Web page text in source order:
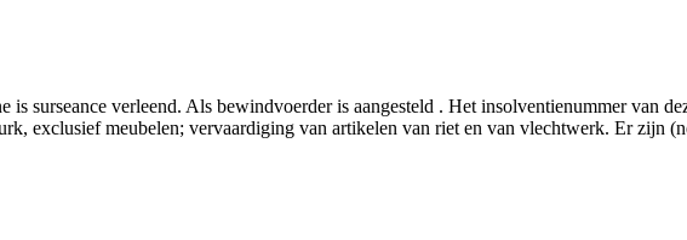
surseance verleend. Als bewindvoerder is aangesteld . Het insolventienummer van
exclusief meubelen; vervaardiging van artikelen van riet en van vlechtwerk. Er zijn